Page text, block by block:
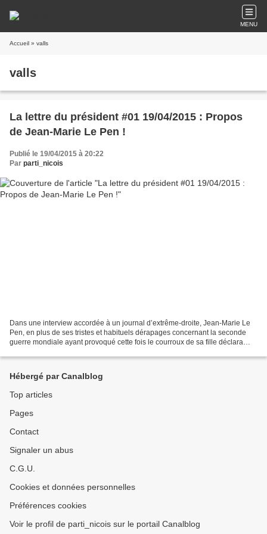
MENU
Accueil » valls
valls
La lettre du président #01 19/04/2015 : Propos
de Jean-Marie Le Pen !
Publié le 19/04/2015 à 20:22
Par parti_nicois
Dans une interview accordée à un journal d’extrême-droite, Jean-Marie Le
Pen, en plus de ses tristes et habituels dérapages concernant la seconde
guerre mondiale ayant provoqué cette fois le courroux de sa fille déclara
Hébergé par Canalblog
Top articles
Pages
Contact
Signaler un abus
C.G.U.
Cookies et données personnelles
Préférences cookies
Voir le profil de parti_nicois sur le portail Canalblog